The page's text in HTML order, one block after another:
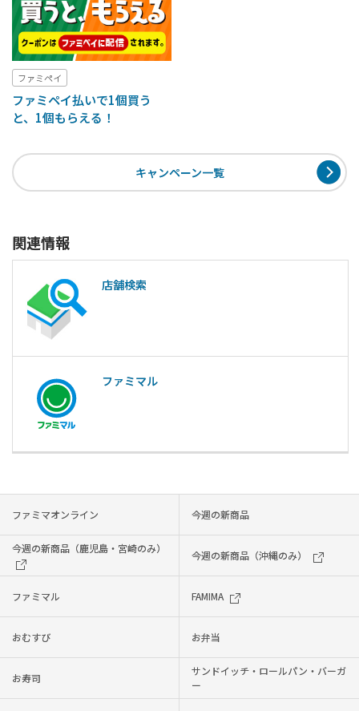
ファミペイ
ファミペイ払いで1個買う
と、1個もらえる！
キャンペーン一覧
関連情報
店舗検索
ファミマル
ファミマオンライン 今週の新商品
今週の新商品（鹿児島・宮崎のみ）
今週の新商品（沖縄のみ）
ファミマル FAMIMA
おむすび お弁当
お寿司
サンドイッチ・ロールパン・バーガ
ー